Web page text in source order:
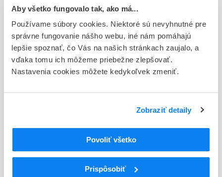
Aby všetko fungovalo tak, ako má...
Používame súbory cookies. Niektoré sú nevyhnutné pre
správne fungovanie nášho webu, iné nám pomáhajú
lepšie spoznať, čo Vás na našich stránkach zaujalo, a
vďaka tomu ich môžeme priebežne zlepšovať.
Nastavenia cookies môžete kedykoľvek zmeniť.
Zobraziť detaily
Povoliť všetko
Prispôsobiť
D - Registrácia bez obmedzenia platnosti
Typ registračnej procedúry
Decentralizovaná
Držiteľ, krajina
16 - ANTICOAGULANTIA (FIBRINOLYTICA, ANTIFIBRINOL.)
KRV A KRVOTVORNÉ ORGÁNY
B06
INÉ HEMATOLOGICKÉ LIEČIVÁ
Iné hematologické liečivá